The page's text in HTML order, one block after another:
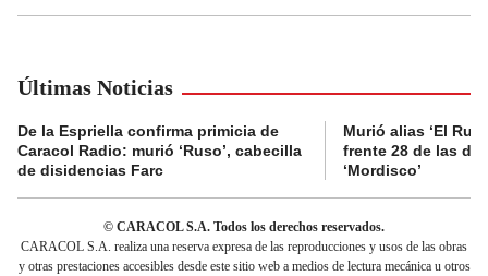
Últimas Noticias
De la Espriella confirma primicia de
Caracol Radio: murió ‘Ruso’, cabecilla
de disidencias Farc
Murió alias ‘El
frente 28 de las
‘Mordisco’
© CARACOL S.A. Todos los derechos reservados.
CARACOL S.A. realiza una reserva expresa de las reproducciones y usos de las obras
y otras prestaciones accesibles desde este sitio web a medios de lectura mecánica u otros